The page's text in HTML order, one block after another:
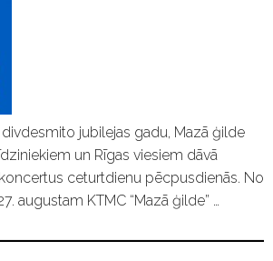
jubilejas gadu, Mazā ģilde
un Rīgas viesiem dāvā
ceturtdienu pēcpusdienās. No
augustam KTMC “Mazā ģilde” …